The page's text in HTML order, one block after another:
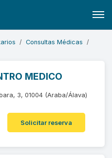
Consultas Médicas
MEDICO
3, 01004 (Araba/Álava)
Solicitar reserva